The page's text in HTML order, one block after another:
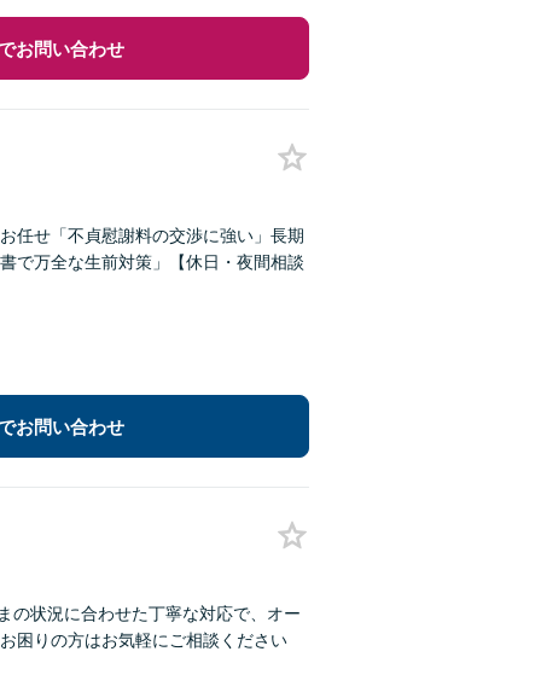
お問い合わせ
任せ「不貞慰謝料の交渉に強い」長期
で万全な生前対策」【休日・夜間相談
お問い合わせ
の状況に合わせた丁寧な対応で、オー
困りの方はお気軽にご相談ください